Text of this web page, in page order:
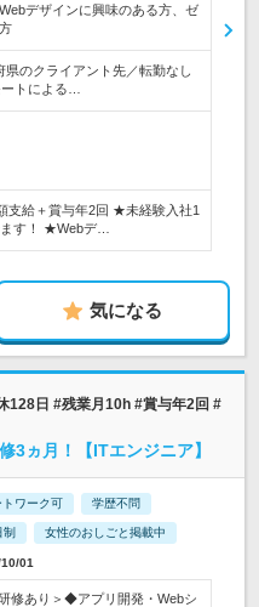
デザインに興味のある方、ゼ
県のクライアント先／転勤なし
トによる…
支給＋賞与年2回 ★未経験入社1
す！ ★Webデ…
気になる
128日 #残業月10h #賞与年2回 #
3ヵ月！【ITエンジニア】
トワーク可 学歴不問
女性のおしごと掲載中
01
修あり＞◆アプリ開発・Webシ